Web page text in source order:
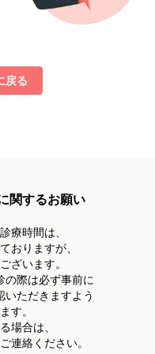
戻る
関するお願い
療時間は、
おりますが、
ざいます。
の際は必ず事前に
ただきますよう
す。
場合は、
連絡ください。